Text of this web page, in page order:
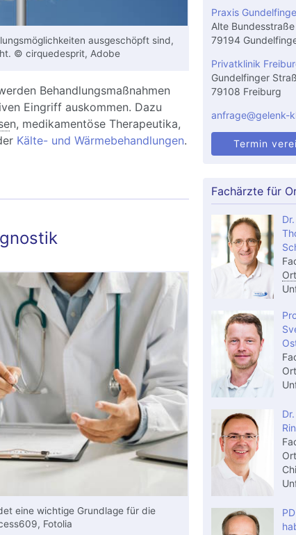
ausgeschöpft sind,
© cirquedesprit, Adobe
Behandlungsmaßnahmen
Eingriff auskommen. Dazu
n, medikamentöse Therapeutika,
Kälte- und Wärmebehandlungen.
eine wichtige Grundlage für die
Fotolia
Praxis
Alte
79194
Privatklinik
Gundelfinger
79108 Freiburg
anfrage@gelenk-
Termin
Fachärzte für